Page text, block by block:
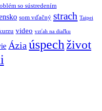
so sústredením
som vďačný strach Taipei
video vzťah na diaľku
Ázia úspechživot